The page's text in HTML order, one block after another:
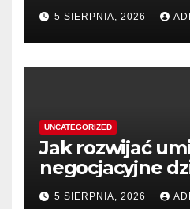
5 SIERPNIA, 2026
UNCATEGORIZED
Jak rozwijać
negocjacyjne
5 SIERPNIA, 2026